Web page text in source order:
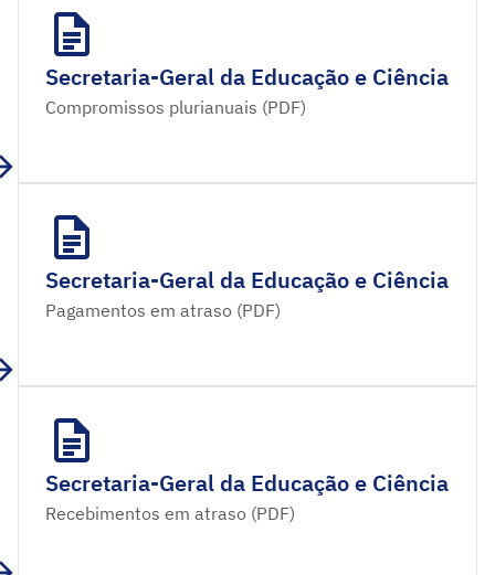
Secretaria-Geral da Educação e Ciência
Compromissos plurianuais (PDF)
Secretaria-Geral da Educação e Ciência
Pagamentos em atraso (PDF)
Secretaria-Geral da Educação e Ciência
Recebimentos em atraso (PDF)